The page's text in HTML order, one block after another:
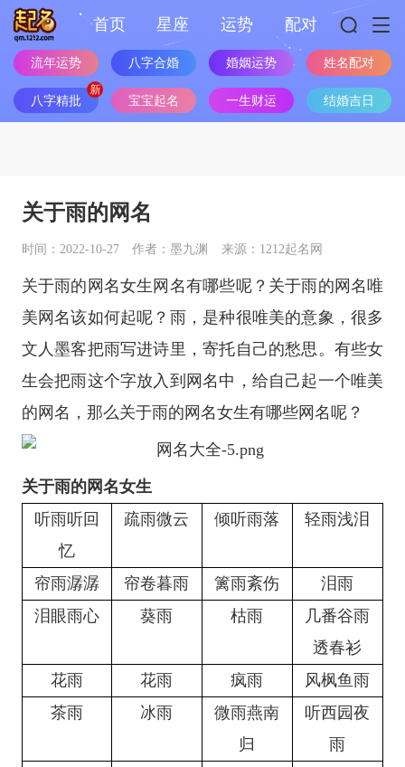
首页 星座 运势 配对
流年运势 八字合婚 婚姻运势 姓名配对
八字精批 宝宝起名 一生财运 结婚吉日
关于雨的网名
时间：2022-10-27 作者：墨九渊 来源：1212起名网
关于雨的网名女生网名有哪些呢？关于雨的网名唯
美网名该如何起呢？雨，是种很唯美的意象，很多
文人墨客把雨写进诗里，寄托自己的愁思。有些女
生会把雨这个字放入到网名中，给自己起一个唯美
的网名，那么关于雨的网名女生有哪些网名呢？
关于雨的网名女生
听雨听回
忆
疏雨微云 倾听雨落 轻雨浅泪
帘雨潺潺 帘卷暮雨 篱雨紊伤
泪雨
泪眼雨心
葵雨 枯雨
几番谷雨
透春衫
花雨
花雨 疯雨
风枫鱼雨
茶雨
冰雨
微雨燕南
归
听西园夜
雨